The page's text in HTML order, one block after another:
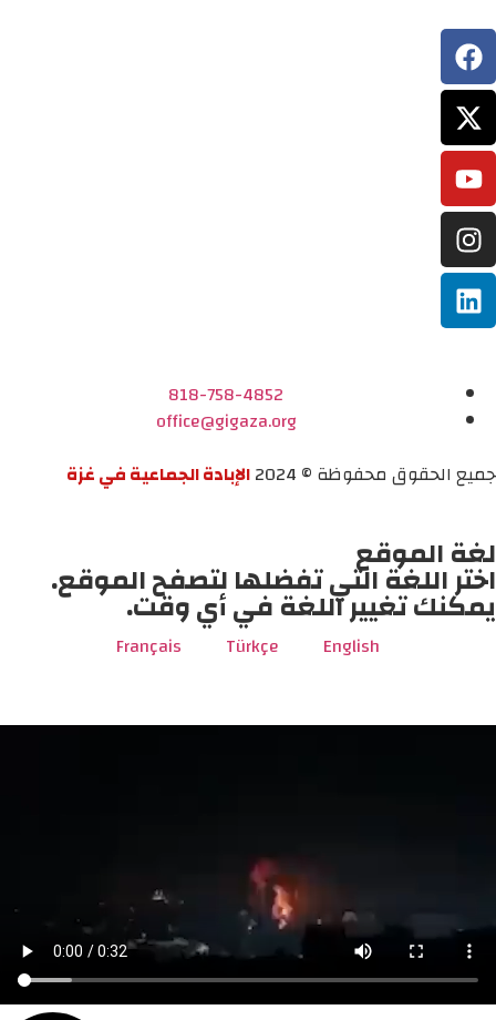
818-758-4852
office@gigaza.org
جميع الحقوق محفوظة © 2024
الإبادة الجماعية في غزة
لغة الموقع
اختر اللغة التي تفضلها لتصفح الموقع.
يمكنك تغيير اللغة في أي وقت.
English
Türkçe
Français